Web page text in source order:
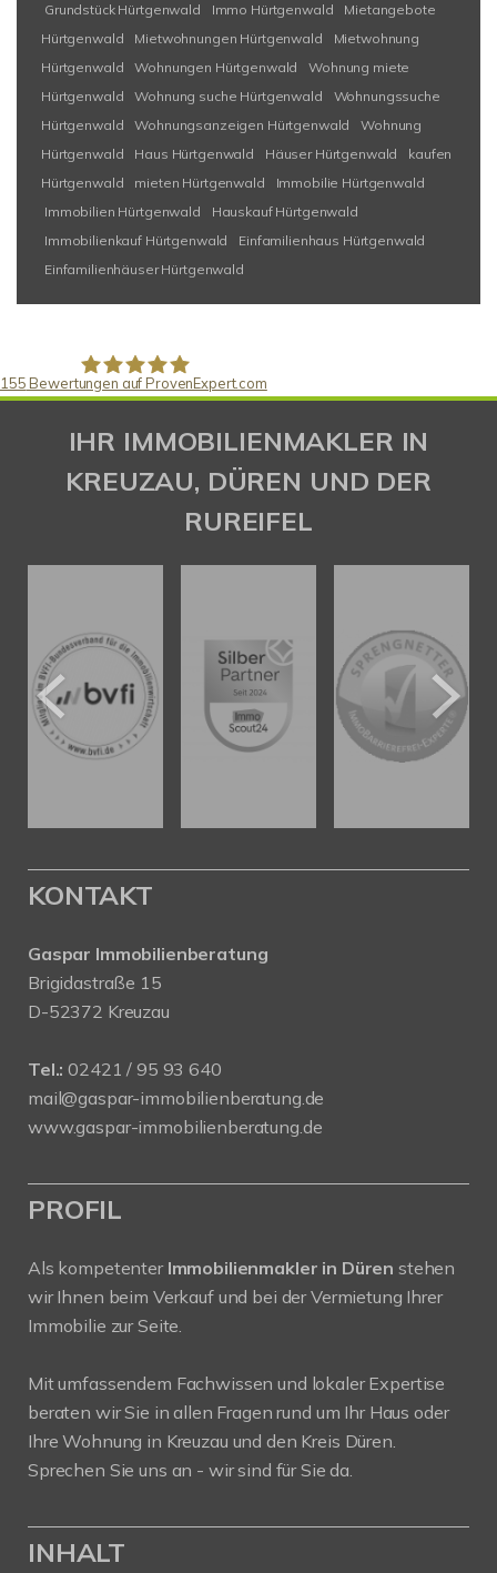
Grundstück Hürtgenwald
Immo Hürtgenwald
Mietangebote
Hürtgenwald
Mietwohnungen Hürtgenwald
Mietwohnung
Hürtgenwald
Wohnungen Hürtgenwald
Wohnung miete
Hürtgenwald
Wohnung suche Hürtgenwald
Wohnungssuche
Hürtgenwald
Wohnungsanzeigen Hürtgenwald
Wohnung
Hürtgenwald
Haus Hürtgenwald Häuser Hürtgenwald
kaufen
Hürtgenwald
mieten Hürtgenwald
Immobilie Hürtgenwald
Immobilien Hürtgenwald
Hauskauf Hürtgenwald
Immobilienkauf Hürtgenwald
Einfamilienhaus Hürtgenwald
Einfamilienhäuser Hürtgenwald
Gaspar Immobilienberatung
155 Bewertungen auf ProvenExpert.com
IHR IMMOBILIENMAKLER IN
KREUZAU, DÜREN UND DER
RUREIFEL
KONTAKT
Gaspar Immobilienberatung
Brigidastraße 15
D-52372 Kreuzau
Tel.: 02421 / 95 93 640
mail@gaspar-immobilienberatung.de
www.gaspar-immobilienberatung.de
PROFIL
Als kompetenter Immobilienmakler in Düren stehen
wir Ihnen beim Verkauf und bei der Vermietung Ihrer
Immobilie zur Seite.
Mit umfassendem Fachwissen und lokaler Expertise
beraten wir Sie in allen Fragen rund um Ihr Haus oder
Ihre Wohnung in Kreuzau und den Kreis Düren.
Sprechen Sie uns an - wir sind für Sie da.
INHALT